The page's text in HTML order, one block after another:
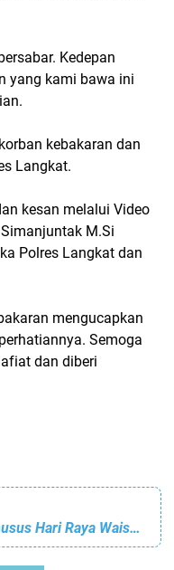
Kedepan
yang kami bawa ini
kebakaran dan
Langkat.
kesan melalui Video
M.Si
Polres Langkat dan
mengucapkan
Semoga
dan diberi
Rumah Tahanan Kelas I Medan Mendapat Remisi Khusus Hari Raya Waisak 2023